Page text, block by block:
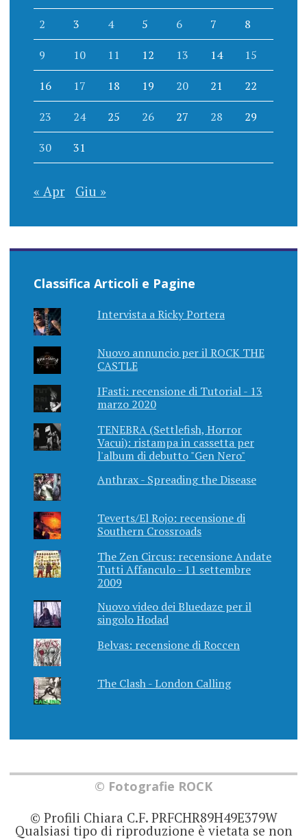
2 3 4 5 6 7 8
9 10 11 12 13 14 15
16 17 18 19 20 21 22
23 24 25 26 27 28 29
30 31
« Apr Giu »
Classifica Articoli e Pagine
Intervista a Ricky Portera
Nuovo annuncio per il ROCK THE
CASTLE
IFasti: recensione di Tutorial - 13
marzo 2020
TENEBRA (Settlefish, Horror
Vacui): ristampa in cassetta per
l'album di debutto "Gen Nero"
Anthrax - Spreading the Disease
Teverts/El Rojo: recensione di
Southern Crossroads
The Zen Circus: recensione Andate
Tutti Affanculo - 11 settembre
2009
Nuovo video dei Bluedaze per il
singolo Hodad
Belvas: recensione di Roccen
The Clash - London Calling
© Fotografie ROCK
© Profili Chiara C.F. PRFCHR89H49E379W
Qualsiasi tipo di riproduzione è vietata se non